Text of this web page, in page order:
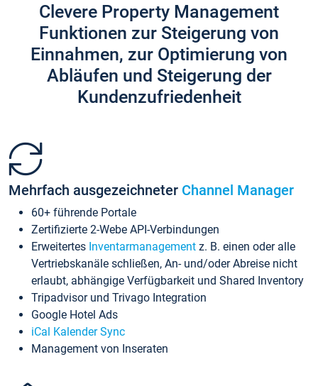
Clevere Property Management
Funktionen zur Steigerung von
Einnahmen, zur Optimierung von
Abläufen und Steigerung der
Kundenzufriedenheit
Mehrfach ausgezeichneter Channel Manager
60+ führende Portale
Zertifizierte 2-Webe API-Verbindungen
Erweitertes Inventarmanagement z. B. einen oder alle
Vertriebskanäle schließen, An- und/oder Abreise nicht
erlaubt, abhängige Verfügbarkeit und Shared Inventory
Tripadvisor und Trivago Integration
Google Hotel Ads
iCal Kalender Sync
Management von Inseraten